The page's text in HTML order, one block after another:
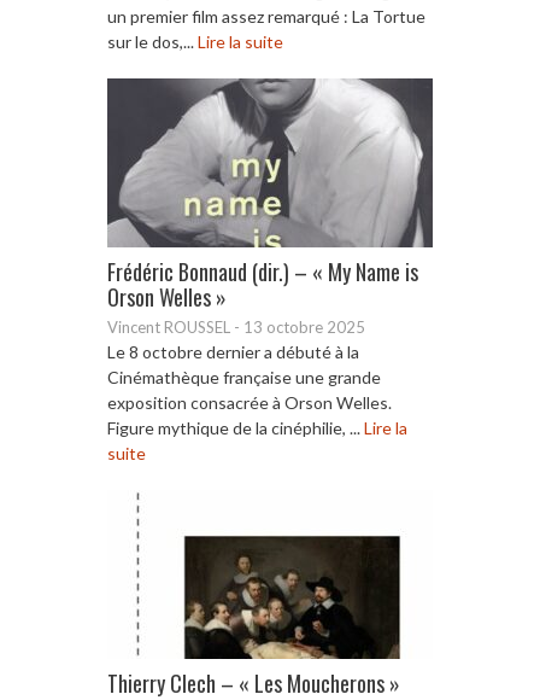
un premier film assez remarqué : La Tortue
sur le dos,...Lire la suite
Frédéric Bonnaud (dir.) – « My Name is
Orson Welles »
Vincent ROUSSEL - 13 octobre 2025
Le 8 octobre dernier a débuté à la
Cinémathèque française une grande
exposition consacrée à Orson Welles.
Figure mythique de la cinéphilie, ...Lire la
suite
Thierry Clech – « Les Moucherons »